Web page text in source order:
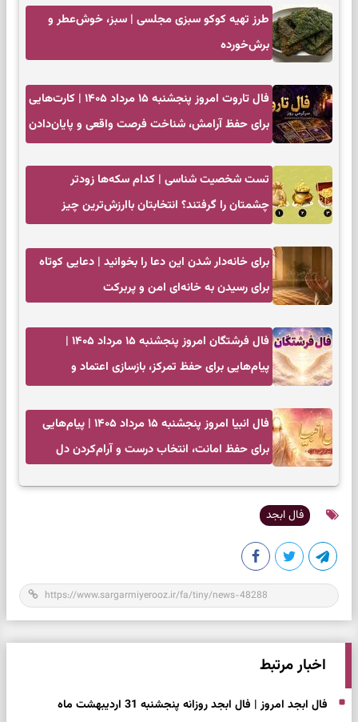
طرز تهیه کوکو سبزی مجلسی | سبز، خوش‌عطر و
برش‌خورده
فال تاروت امروز پنجشنبه ۱۵ مرداد ۱۴۰۵ | کارت‌هایی
برای حفظ آرامش، شناخت فرصت واقعی و پایان‌دادن
تست شخصیت شناسی | کدام سکه‌ها زودتر
چشمتان را گرفتند؟ انتخابتان باارزش‌ترین چیز
برای خانه‌دار شدن این دعا را بخوانید | دعایی کوتاه
برای رسیدن به خانه‌ای امن و پربرکت
فال فرشتگان امروز پنجشنبه ۱۵ مرداد ۱۴۰۵ |
پیام‌هایی برای حفظ تمرکز، بازسازی اعتماد و
فال انبیا امروز پنجشنبه ۱۵ مرداد ۱۴۰۵ | پیام‌هایی
برای حفظ امانت، انتخاب درست و آرام‌کردن دل
فال ابجد
اخبار مرتبط
فال ابجد امروز | فال ابجد روزانه پنجشنبه 31 اردیبهشت ماه